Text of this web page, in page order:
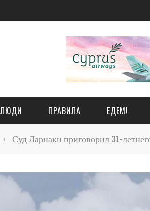
ЛЮДИ ПРАВИЛА ЕДЕМ!
› Суд Ларнаки приговорил 31-